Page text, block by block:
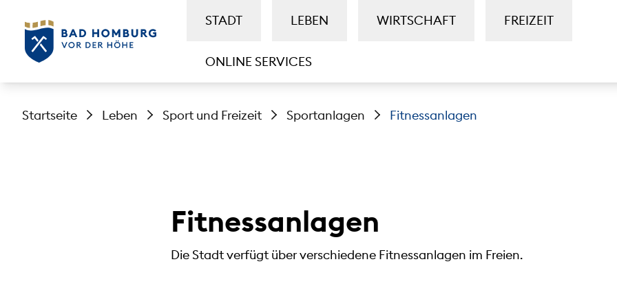
STADT LEBEN WIRTSCHAFT FREIZEIT
ONLINE SERVICES
Startseite Leben Sport und Freizeit Sportanlagen Fitnessanlagen
Fitnessanlagen
Die Stadt verfügt über verschiedene Fitnessanlagen im Freien.